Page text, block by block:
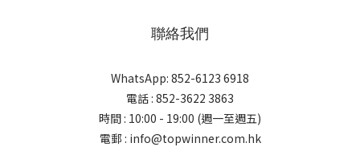
聯絡我們
WhatsApp: 852-6123 6918
電話 : 852-3622 3863
時間 : 10:00 - 19:00 (週一至週五)
電郵 : info@topwinner.com.hk